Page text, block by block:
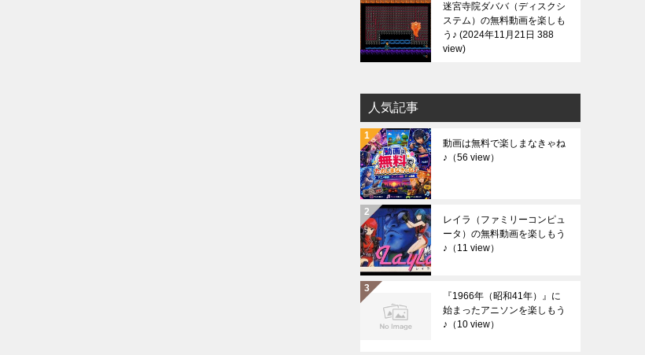
迷宮寺院ダババ（ディスクシ
ステム）の無料動画を楽しも
う♪ 2024年11月21日 388
view
人気記事
動画は無料で楽しまなきゃね
♪ （56 view）
レイラ（ファミリーコンピュ
ータ）の無料動画を楽しもう
♪ （11 view）
『1966年（昭和41年）』に
始まったアニソンを楽しもう
♪ （10 view）